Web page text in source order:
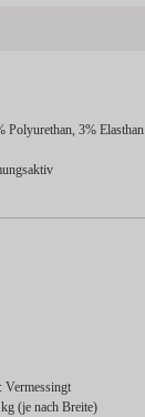
Polyurethan, 3% Elasthan
Vermessingt
(je nach Breite)